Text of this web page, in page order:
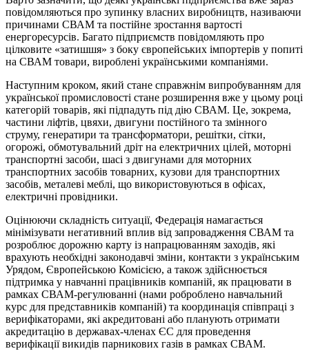
повідомляються про зупинку власних виробництв, називаючи
причинами СВАМ та постійне зростання вартості
енергоресурсів. Багато підприємств повідомляють про
цілковите «затишшя» з боку європейських імпортерів у попиті
на СВАМ товари, вироблені українськими компаніями.
Наступним кроком, який стане справжнім випробуванням для
української промисловості стане розширення вже у цьому році
категорій товарів, які підпадуть під дію СВАМ. Це, зокрема,
частини ліфтів, цвяхи, двигуни постійного та змінного
струму, генератири та трансформатори, решітки, сітки,
огорожі, обмотувальний дріт на електричних цілей, моторні
транспортні засоби, шасі з двигунами для моторних
транспортних засобів товарних, кузови для транспортних
засобів, металеві меблі, що використовуються в офісах,
електричні провідники.
Оцінюючи складність ситуації, Федерація намагається
мінімізувати негативний вплив від запровадження СВАМ та
розроблює дорожню карту із напрацюванням заходів, які
врахують необхідні законодавчі зміни, контакти з українським
Урядом, Європейською Комісією, а також здійснюється
підтримка у навчанні працівників компаній, як працювати в
рамках СВАМ-регулюванні (нами роброблено навчальний
курс для представників компаній) та координація співпраці з
верифікаторами, які акредитовані або планують отримати
акредитацію в державах-членах ЄС для проведення
верифікації викидів парникових газів в рамках СВАМ.